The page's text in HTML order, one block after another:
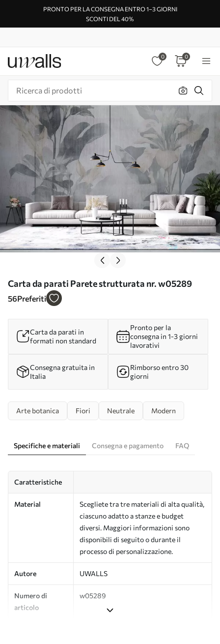
PRONTO PER LA CONSEGNA ENTRO 1–3 GIORNI
SCONTI DEL 40%
0 0
Carta da parati Parete strutturata nr. w05289
56Preferiti
Carta da parati in
formati non standard
Pronto per la
consegna in 1-3 giorni
lavorativi
Consegna gratuita in
Italia
Rimborso entro 30
giorni
Arte botanica Fiori Neutrale Modern
Specifiche e materiali Consegna e pagamento FAQ
Caratteristiche
Material
Scegliete tra tre materiali di alta qualità,
ciascuno adatto a stanze e budget
diversi. Maggiori informazioni sono
disponibili di seguito o durante il
processo di personalizzazione.
Autore UWALLS
Numero di
articolo
w05289